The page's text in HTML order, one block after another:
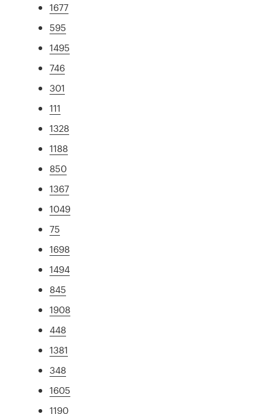
1677
595
1495
746
301
111
1328
1188
850
1367
1049
75
1698
1494
845
1908
448
1381
348
1605
1190